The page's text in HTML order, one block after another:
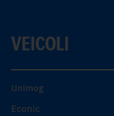
VEICOLI
Unimog
Econic